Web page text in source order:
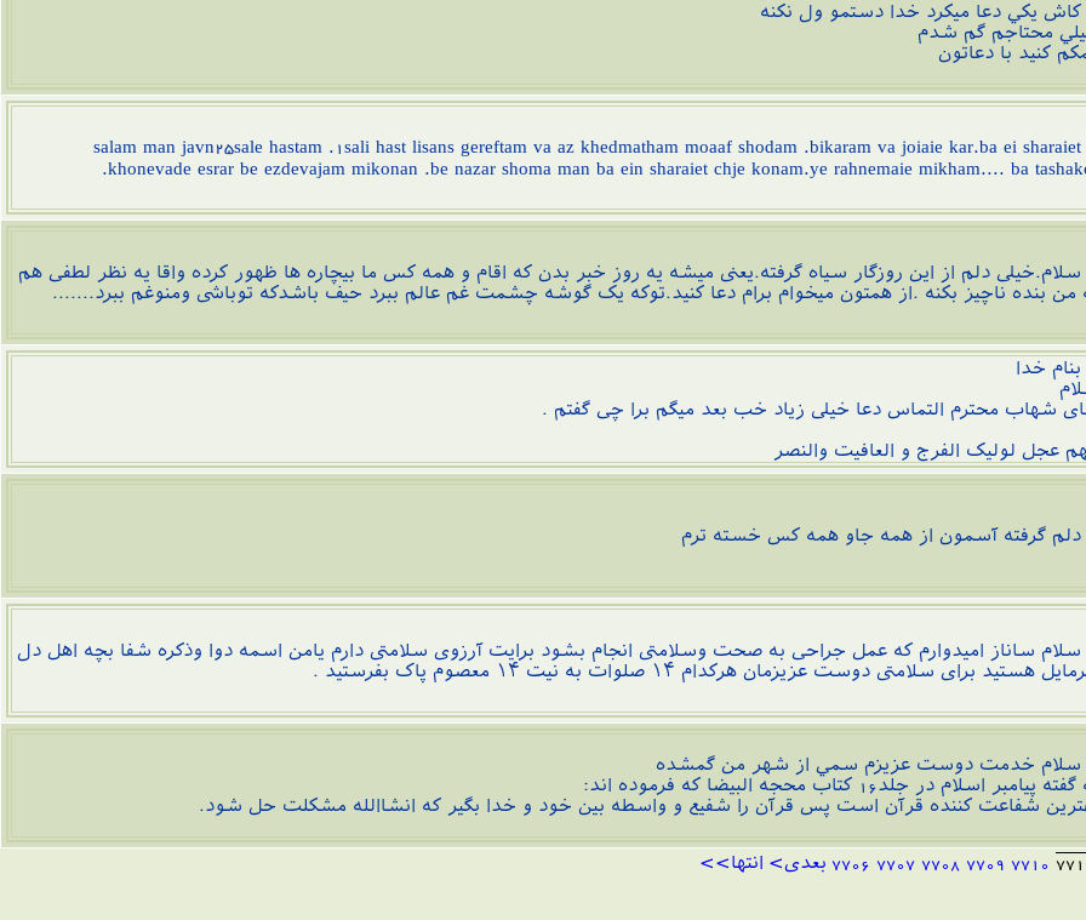
يكي دعا ميكرد خدا دستمو ول نكنه
محتاجم گم شدم
كنيد با دعاتون
salam man javn25sale hastam .1sali hast lisans gereftam va az khedmatham moaaf shodam .bikaram va joiaie kar.ba ei sharaiet
khonevade esrar be ezdevajam mikonan .be nazar shoma man ba ein sharaiet chje konam.ye rahnemaie mikham.... ba
دلم از این روزگار سیاه گرفته.یعنی میشه یه روز خبر بدن که اقام و همه کس ما بیچاره ها ظهور کرده واقا یه نظر لطفی هم
من بنده ناچیز بکنه .از همتون میخوام برام دعا کنید.توکه یک گوشه چشمت غم عالم ببرد حیف باشدکه توباشی ومنوغم ببرد.......
خدا
شهاب محترم التماس دعا خیلی زیاد خب بعد میگم برا چی گفتم .
عجل لولیک الفرج و العافیت والنصر
گرفته آسمون از همه جاو همه كس خسته ترم
ساناز امیدوارم که عمل جراحی به صحت وسلامتی انجام بشود برایت آرزوی سلامتی دارم یامن اسمه دوا وذکره شفا بچه اهل دل
هستید برای سلامتی دوست عزیزمان هرکدام ۱۴ صلوات به نیت ۱۴ معصوم پاک بفرستید .
خدمت دوست عزيزم سمي از شهر من گمشده
پيامبر اسلام در جلد16 كتاب محجه البيضا كه فرموده اند:
شفاعت كننده قرآن است پس قرآن را شفيع و واسطه بين خود و خدا بگير كه انشاالله مشكلت حل شود.
7710
7709
7708
7707
7706 بعدی> انتها>>